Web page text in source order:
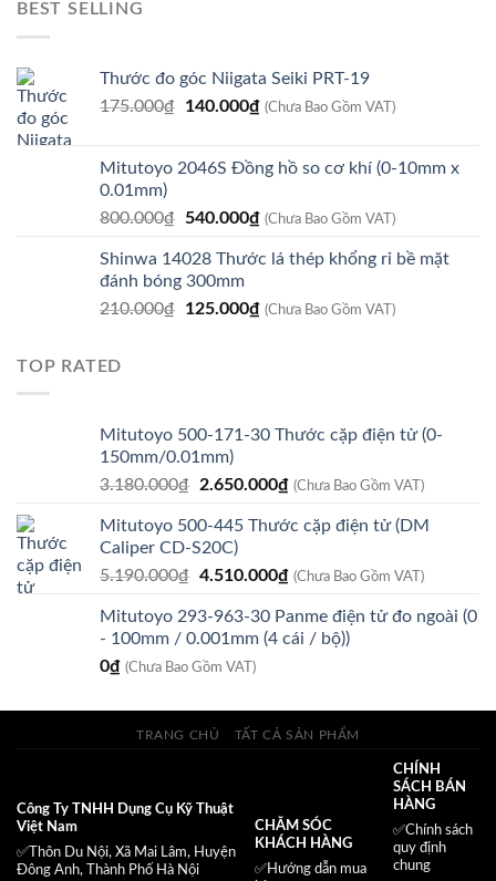
BEST SELLING
Thước đo góc Niigata Seiki PRT-19
175.000₫
Giá
175.000₫.
140.000₫Giá
là:
(Chưa Bao Gồm VAT)
Mitutoyo 2046S Đồng hồ so cơ khí (0-10mm x
0.01mm)
800.000₫
Giá
là:
800.000₫.
540.000₫Giá
tại
540.000₫.
(Chưa Bao Gồm VAT)
Shinwa 14028 Thước lá thép khổng rỉ bề mặt
đánh bóng 300mm
210.000₫
Giá
125.000₫Giá
(Chưa Bao Gồm VAT)
TOP RATED
Mitutoyo 500-171-30 Thước cặp điện tử (0-
150mm/0.01mm)
3.180.000₫
Giá
là:
3.180.000₫.
2.650.000₫Giá
tại
2.650.000₫.
(Chưa Bao Gồm VAT)
Mitutoyo 500-445 Thước cặp điện tử (DM
Caliper CD-S20C)
5.190.000₫ Giá
là:
5.190.000₫.
4.510.000₫Giá
tại
là:
(Chưa Bao Gồm VAT)
Mitutoyo 293-963-30 Panme điện tử đo ngoài (0
- 100mm / 0.001mm (4 cái / bộ))
0₫ (Chưa Bao Gồm VAT)
TRANG CHỦ TẤT CẢ SẢN PHẨM
Công Ty TNHH Dụng Cụ Kỹ Thuật
Việt Nam
✅Thôn Du Nội, Xã Mai Lâm, Huyện
Đông Anh, Thành Phố Hà Nội
CHĂM SÓC
KHÁCH HÀNG
✅Hướng dẫn mua
CHÍNH
SÁCH BÁN
HÀNG
✅Chính sách
quy định
chung